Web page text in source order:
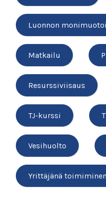
Luonnon
Matkailu
Resurssiviisaus
TJ-kurssi
Vesihuolto
Yrittäjänä toimiminen